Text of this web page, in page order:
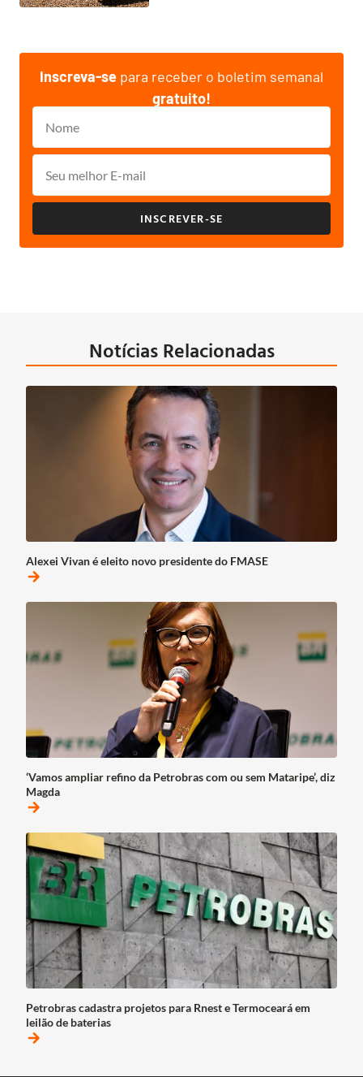
Inscreva-se para receber o boletim semanal
gratuito!
INSCREVER-SE
Notícias Relacionadas
Alexei Vivan é eleito novo presidente do FMASE
arrow_forward
‘Vamos ampliar refino da Petrobras com ou sem Mataripe’, diz
Magda
arrow_forward
Petrobras cadastra projetos para Rnest e Termoceará em
leilão de baterias
arrow_forward